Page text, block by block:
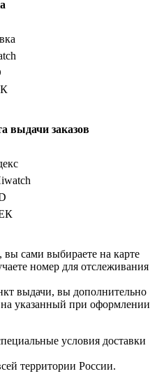
выдачи заказов
сами выбираете на карте
номер для отслеживания
выдачи, вы дополнительно
указанный при оформлении
условия доставки
территории России.